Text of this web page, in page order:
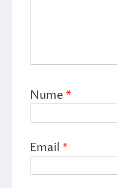
Nume *
Email *